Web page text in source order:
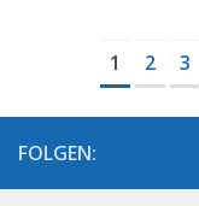
1 2 3
FOLGEN: